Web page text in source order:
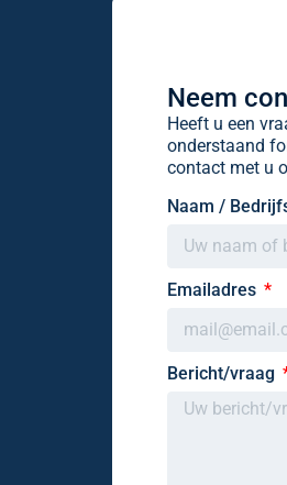
Neem
Heeft u een
onderstaand
contact met u
Naam /
Emailadres
Bericht/vraag